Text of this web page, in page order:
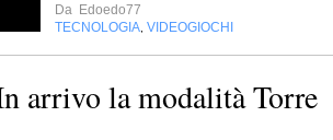
Da Edoedo77
TECNOLOGIA VIDEOGIOCHI
arrivo la modalità Torre